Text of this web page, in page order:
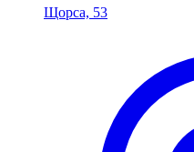
Щорса, 53